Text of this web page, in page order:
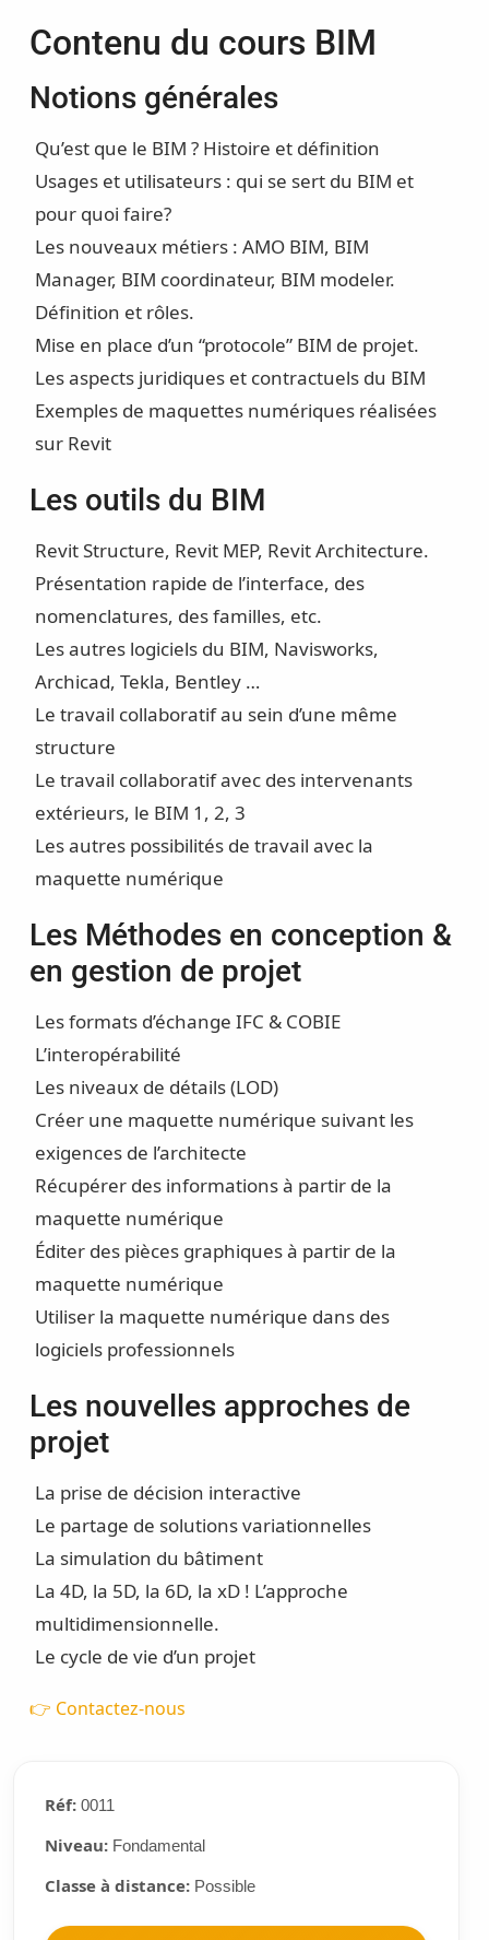
Contenu du cours BIM
Notions générales
Qu’est que le BIM ? Histoire et définition
Usages et utilisateurs : qui se sert du BIM et
pour quoi faire?
Les nouveaux métiers : AMO BIM, BIM
Manager, BIM coordinateur, BIM modeler.
Définition et rôles.
Mise en place d’un “protocole” BIM de projet.
Les aspects juridiques et contractuels du BIM
Exemples de maquettes numériques réalisées
sur Revit
Les outils du BIM
Revit Structure, Revit MEP, Revit Architecture.
Présentation rapide de l’interface, des
nomenclatures, des familles, etc.
Les autres logiciels du BIM, Navisworks,
Archicad, Tekla, Bentley …
Le travail collaboratif au sein d’une même
structure
Le travail collaboratif avec des intervenants
extérieurs, le BIM 1, 2, 3
Les autres possibilités de travail avec la
maquette numérique
Les Méthodes en conception &
en gestion de projet
Les formats d’échange IFC & COBIE
L’interopérabilité
Les niveaux de détails (LOD)
Créer une maquette numérique suivant les
exigences de l’architecte
Récupérer des informations à partir de la
maquette numérique
Éditer des pièces graphiques à partir de la
maquette numérique
Utiliser la maquette numérique dans des
logiciels professionnels
Les nouvelles approches de
projet
La prise de décision interactive
Le partage de solutions variationnelles
La simulation du bâtiment
La 4D, la 5D, la 6D, la xD ! L’approche
multidimensionnelle.
Le cycle de vie d’un projet
👉 Contactez-nous
Réf:0011
Niveau:Fondamental
Classe à distance:Possible